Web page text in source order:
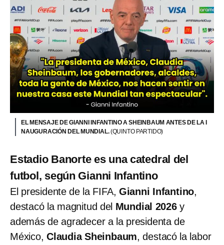
EL MENSAJE DE GIANNI INFANTINO A SHEINBAUM ANTES DE LA I
NAUGURACIÓN DEL MUNDIAL.(QUINTO PARTIDO)
Estadio Banorte es una catedral del
futbol, según Gianni Infantino
El presidente de la FIFA, Gianni Infantino,
destacó la magnitud del Mundial 2026y
además de agradecer a la presidenta de
México, Claudia Sheinbaum, destacó la labor